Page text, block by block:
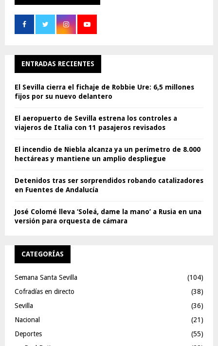
ENTRADAS RECIENTES
El Sevilla cierra el fichaje de Robbie Ure: 6,5 millones
fijos por su nuevo delantero
El aeropuerto de Sevilla estrena los controles a
viajeros de Italia con 11 pasajeros revisados
El incendio de Niebla alcanza ya un perímetro de 8.000
hectáreas y mantiene un amplio despliegue
Detenidos tras ser sorprendidos robando catalizadores
en Fuentes de Andalucía
José Colomé lleva ‘Soleá, dame la mano’ a Rusia en una
versión para orquesta de cámara
CATEGORÍAS
Semana Santa Sevilla
(104)
Cofradías en directo
(38)
Sevilla
(36)
Nacional
(21)
Deportes
(55)